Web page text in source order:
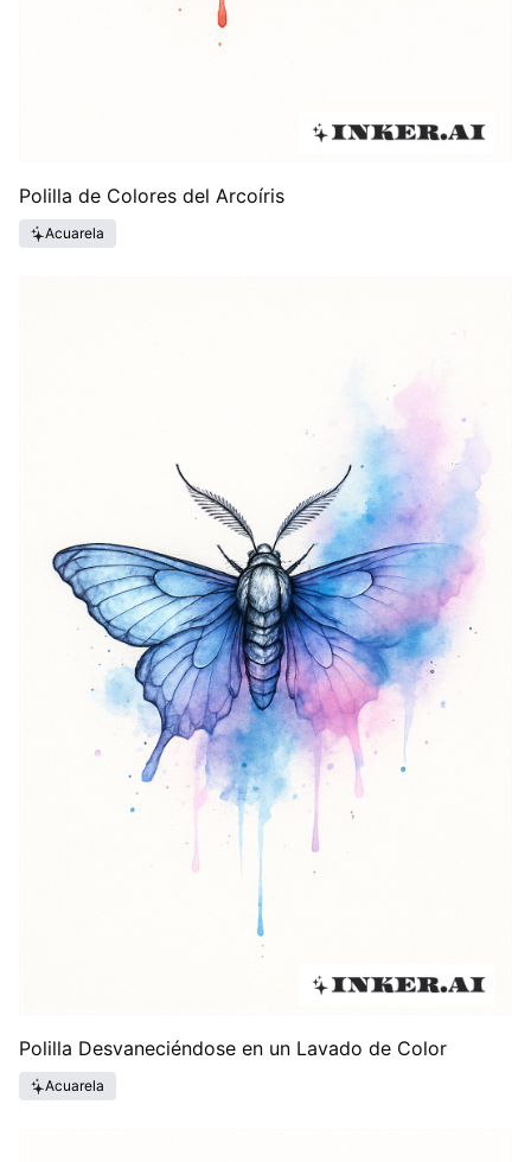
Polilla de Colores del Arcoíris
Acuarela
Polilla Desvaneciéndose en un Lavado de Color
Acuarela